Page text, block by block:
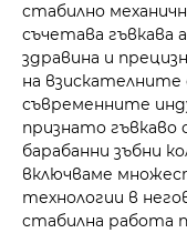
стабилно
съчетава
здравина и
на взискателните
съвременните
признато
барабанни зъбни
включваме
технологии в
стабилна работа